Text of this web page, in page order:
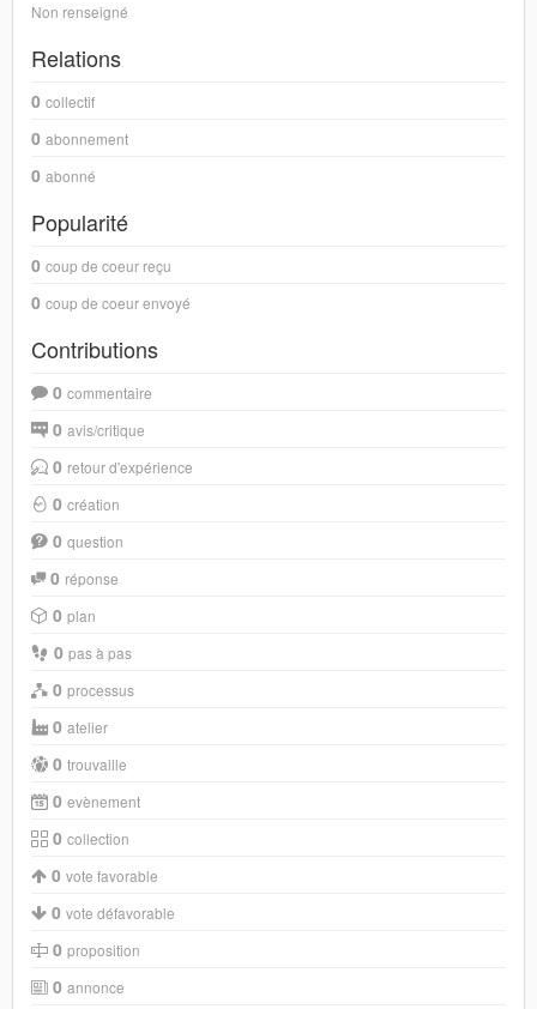
Non renseigné
Relations
0 collectif
0 abonnement
0 abonné
Popularité
0 coup de coeur reçu
0 coup de coeur envoyé
Contributions
0 commentaire
0 avis/critique
0 retour d'expérience
0 création
0 question
0 réponse
0 plan
0 pas à pas
0 processus
0 atelier
0 trouvaille
0 evènement
0 collection
0 vote favorable
0 vote défavorable
0 proposition
0 annonce